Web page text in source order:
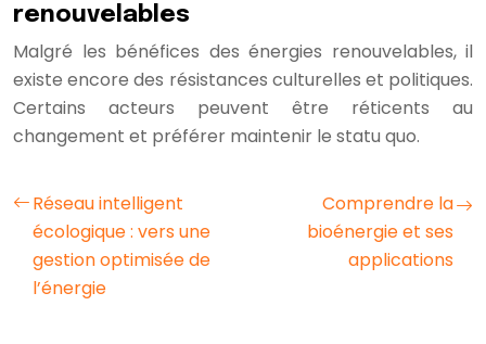
renouvelables
Malgré les bénéfices des énergies renouvelables, il
existe encore des résistances culturelles et politiques.
Certains acteurs peuvent être réticents au
changement et préférer maintenir le statu quo.
Réseau intelligent
écologique : vers une
gestion optimisée de
l’énergie
Comprendre la
bioénergie et ses
applications